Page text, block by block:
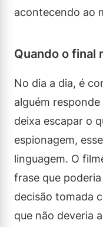
acontecendo ao
Quando o final
No dia a dia, é
alguém
deixa escapar o
espionagem,
linguagem. O
frase que
decisão tomada
que não deveria